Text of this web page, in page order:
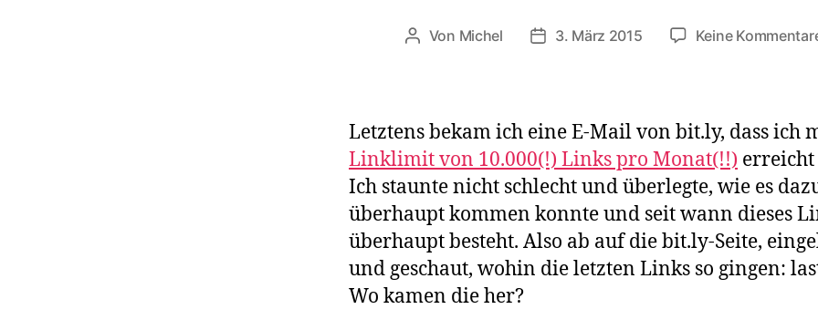
Beitragsautor
Von Michel Veröffentlichungsdatum
3. März 2015 Keine
Letztens bekam ich eine E-Mail von bit.ly, dass ich
Linklimit von 10.000(!) Links pro Monat(!!) erreicht
Ich staunte nicht schlecht und überlegte, wie es
überhaupt kommen konnte und seit wann dieses
überhaupt besteht. Also ab auf die bit.ly-Seite,
und geschaut, wohin die letzten Links so gingen:
Wo kamen die her?